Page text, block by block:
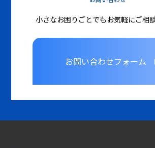
小さなお困りごとでもお気軽にご相
お問い合わせフォーム